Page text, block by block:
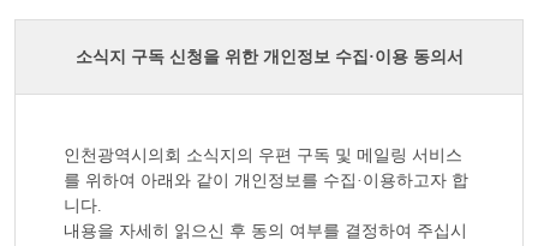
소식지 구독 신청을 위한 개인정보 수집·이용 동의서
인천광역시의회 소식지의 우편 구독 및 메일링 서비스
를 위하여 아래와 같이 개인정보를 수집·이용하고자 합
니다.
내용을 자세히 읽으신 후 동의 여부를 결정하여 주십시